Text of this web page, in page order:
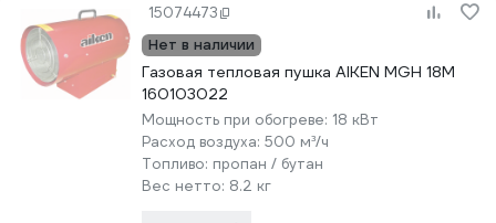
15074473
Нет в наличии
Газовая тепловая пушка AIKEN MGH 18M
160103022
Мощность при обогреве: 18 кВт
Расход воздуха: 500 м³/ч
Топливо: пропан / бутан
Вес нетто: 8.2 кг